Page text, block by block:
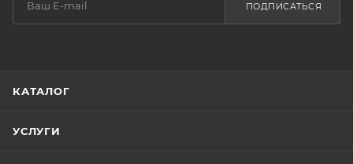
ПОДПИСАТЬСЯ
КАТАЛОГ
УСЛУГИ